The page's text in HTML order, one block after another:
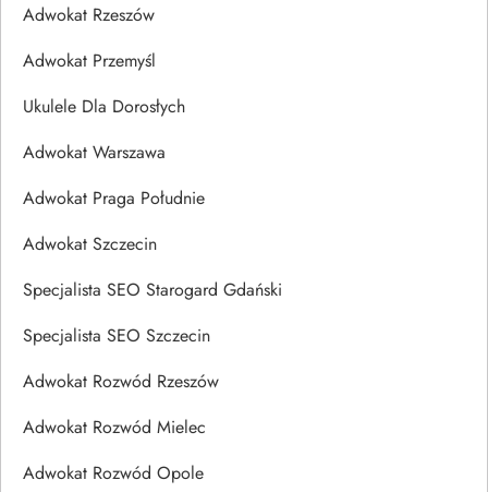
Adwokat Rzeszów
Adwokat Przemyśl
Ukulele Dla Dorosłych
Adwokat Warszawa
Adwokat Praga Południe
Adwokat Szczecin
Specjalista SEO Starogard Gdański
Specjalista SEO Szczecin
Adwokat Rozwód Rzeszów
Adwokat Rozwód Mielec
Adwokat Rozwód Opole